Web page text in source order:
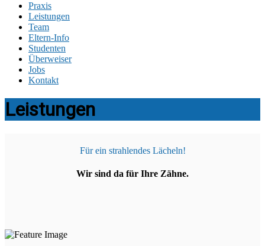
Praxis
Leistungen
Team
Eltern-Info
Studenten
Überweiser
Jobs
Kontakt
Leistungen
Für ein strahlendes Lächeln!
Wir sind da für Ihre Zähne.